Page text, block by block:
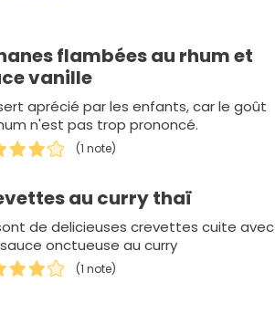
flambées au rhum et
vanille
aprécié par les enfants, car le goût
n'est pas trop prononcé.
(1 note)
au curry thaï
de delicieuses crevettes cuite avec
onctueuse au curry
(1 note)